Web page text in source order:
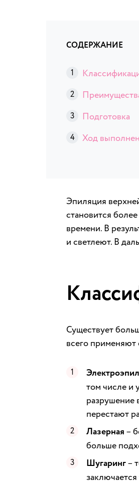
СОДЕРЖАНИЕ
Подготовка
Ход
Эпиляция
становится
времени. В
и светлеют. В
Существует
всего
том числе и
разрушение
перестают
Лазерная –
больше
Шугаринг–